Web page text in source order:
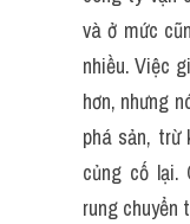
và ở mức
nhiều. Việc
hơn, nhưng
phá sản, trừ
củng cố
rung chuyển